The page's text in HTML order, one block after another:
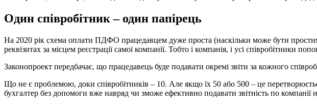
Один співробітник – один папірець
На 2020 рік схема оплати ПДФО працедавцем дуже проста (наскільки може бути простим
реквізитах за місцем реєстрації самої компанії. Тобто і компанія, і усі співробітники
Законопроект передбачає, що працедавець буде подавати окремі звіти за кожного
Що не є проблемою, доки співробітників – 10. Але якщо їх 50 або 500 – це
бухгалтер без допомоги вже навряд чи зможе ефективно подавати звітність по компанії